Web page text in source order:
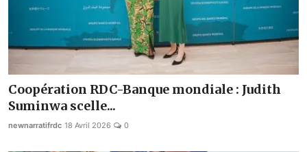
Coopération RDC-Banque mondiale : Judith
Suminwa scelle...
newnarratifrdc 18 Avril 2026 0